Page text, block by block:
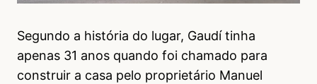
Segundo a história do lugar, Gaudí tinha
apenas 31 anos quando foi chamado para
construir a casa pelo proprietário Manuel